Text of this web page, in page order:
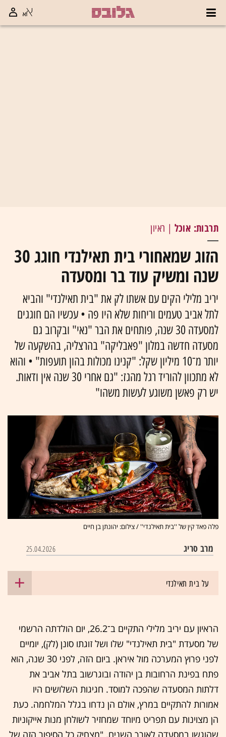
תרבות: אוכל | ראיון
הזוג שמאחורי בית תאילנדי חוגג 30
שנה ומשיק עוד בר ומסעדה
יריב מלילי הקים עם אשתו לק את "בית תאילנדי" והביא
לתל אביב טעמים וריחות שלא היו פה • עכשיו הם חוגגים
למסעדה 30 שנה, פותחים את הבר "נאי" ובקרוב גם
מסעדה חדשה במלון "פאבליקה" בהרצליה, בהשקעה של
יותר מ־10 מיליון שקל: "קנינו מכולות בהון תועפות" • והוא
לא מתכוון להוריד רגל מהגז: "גם אחרי 30 שנה אין ודאות.
יש רק פאשן משוגע לעשות משהו"
פלה פאד קין של ''בית תאילנדי'' / צילום: יהונתן בן חיים
מרב סריג 25.04.2026
על בית תאילנדי
הראיון עם יריב מלילי התקיים ב־26.2, יום הולדתה הרשמי
של מסעדת "בית תאילנדי" שלו ושל זוגתו סונן (לק), יומיים
לפני פרוץ המערכה מול איראן. ביום הזה, לפני 30 שנה, הוא
פתח בפינת הרחובות בן יהודה ובוגרשוב בתל אביב את
דלתות המסעדה שהפכה למוסד. חגיגות השלושים היו
אמורות להתקיים במרץ, אולם הן נדחו בגלל המלחמה. כעת
הן מצוינות עם תפריט מיוחד שמחזיר לשולחן מנות אייקוניות